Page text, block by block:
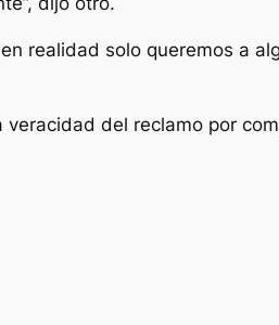
realidad solo queremos a
del reclamo por